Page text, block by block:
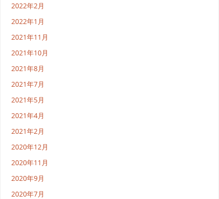
2022年2月
2022年1月
2021年11月
2021年10月
2021年8月
2021年7月
2021年5月
2021年4月
2021年2月
2020年12月
2020年11月
2020年9月
2020年7月